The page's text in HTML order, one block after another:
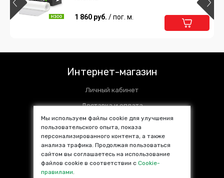
1 860 руб. / пог. м.
Интернет-магазин
Личный кабинет
Доставка и оплата
Установочные центры
Контакты
SALE %
Популярные товары
Мы используем файлы cookie для улучшения
пользовательского опыта, показа
персонализированного контента, а также
анализа трафика. Продолжая пользоваться
сайтом вы соглашаетесь на использование
файлов cookie в соответствии сCookie-
правилами.